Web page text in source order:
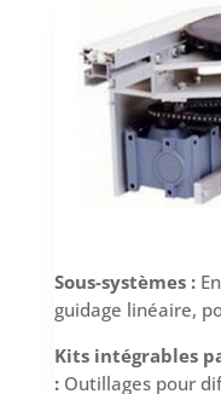
Sous-systèmes :
guidage linéaire,
Kits intégrables
:Outillages pour